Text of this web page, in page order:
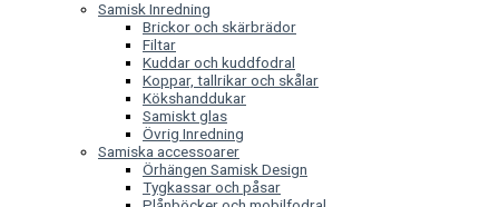
Samisk Inredning
Brickor och skärbrädor
Filtar
Kuddar och kuddfodral
Koppar, tallrikar och skålar
Kökshanddukar
Samiskt glas
Övrig Inredning
Samiska accessoarer
Örhängen Samisk Design
Tygkassar och påsar